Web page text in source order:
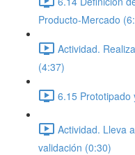
Producto-Mercado
Actividad.
(4:37)
6.15 Prototipado
Actividad. Lleva
validación (0:30)